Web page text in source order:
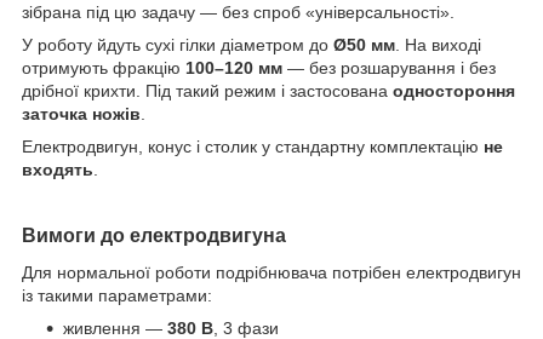
зібрана під цю задачу — без спроб «універсальності».
У роботу йдуть сухі гілки діаметром до Ø50 мм . На виході
отримують фракцію 100–120 мм — без розшарування і без
дрібної крихти. Під такий режим і застосована одностороння
заточка ножів
Електродвигун, конус і столик у стандартну комплектацію не
входять
Вимоги до електродвигуна
Для нормальної роботи подрібнювача потрібен електродвигун
із такими параметрами:
живлення — 380 В , 3 фази